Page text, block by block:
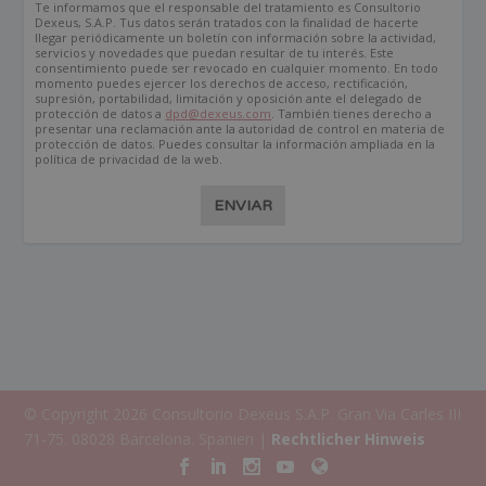
Te informamos que el responsable del tratamiento es Consultorio
Dexeus, S.A.P. Tus datos serán tratados con la finalidad de hacerte
llegar periódicamente un boletín con información sobre la actividad,
servicios y novedades que puedan resultar de tu interés. Este
consentimiento puede ser revocado en cualquier momento. En todo
momento puedes ejercer los derechos de acceso, rectificación,
supresión, portabilidad, limitación y oposición ante el delegado de
protección de datos a dpd@dexeus.com . También tienes derecho a
presentar una reclamación ante la autoridad de control en materia de
protección de datos. Puedes consultar la información ampliada en la
política de privacidad de la web.
ENVIAR
Rechtlicher Hinweis